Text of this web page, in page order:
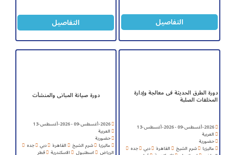
التفاصيل التفاصيل
دورة الطرق الحديثة فى معالجة وإدارة
المخلفات الصلبة
2026-أغسطس-09 - 2026-أغسطس-13
العربية
حضورية
ماليزيا شرم الشيخ القاهرة دبي جده
دورة صيانة المبانى والمنشأت
2026-أغسطس-09 - 2026-أغسطس-13
العربية
حضورية
ماليزيا شرم الشيخ القاهرة دبي جده
الرياض اسطنبول الاسكندرية قطر